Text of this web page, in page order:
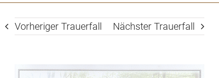
Vorheriger Trauerfall Nächster Trauerfall